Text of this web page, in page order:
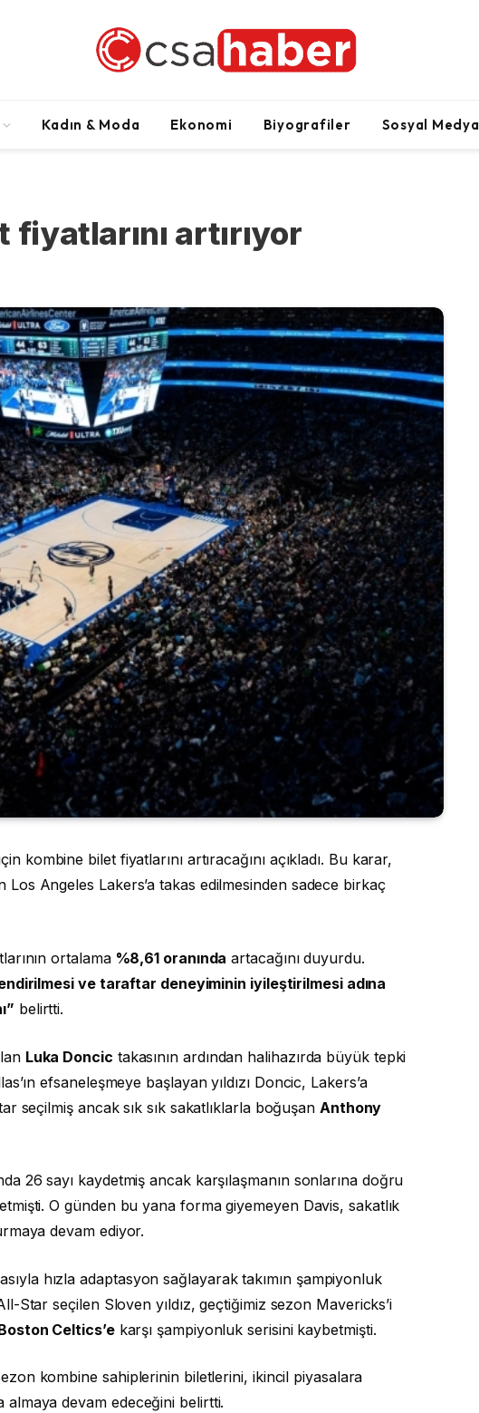
Kadın & Moda Ekonomi Biyografiler Sosyal Medya
artırıyor
kombine bilet fiyatlarını artıracağını açıkladı. Bu karar,
Los Angeles Lakers’a takas edilmesinden sadece birkaç
ortalama %8,61 oranında artacağını duyurdu.
ve taraftar deneyiminin iyileştirilmesi adına
belirtti.
Luka Doncic takasının ardından halihazırda büyük tepki
efsaneleşmeye başlayan yıldızı Doncic, Lakers’a
seçilmiş ancak sık sık sakatlıklarla boğuşan Anthony
26 sayı kaydetmiş ancak karşılaşmanın sonlarına doğru
O günden bu yana forma giyemeyen Davis, sakatlık
devam ediyor.
hızla adaptasyon sağlayarak takımın şampiyonluk
Star seçilen Sloven yıldız, geçtiğimiz sezon Mavericks’i
Celtics’ekarşı şampiyonluk serisini kaybetmişti.
kombine sahiplerinin biletlerini, ikincil piyasalara
devam edeceğini belirtti.